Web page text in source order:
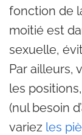
fonction de
moitié est
sexuelle,
Par ailleurs,
les
(nul besoin
variez les